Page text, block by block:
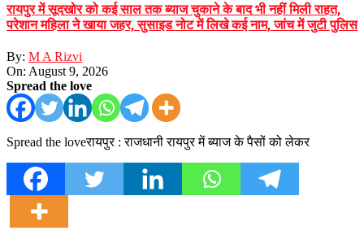
रायपुर में सूदखोर को कई साल तक ब्याज चुकाने के बाद भी नहीं मिली राहत,
परेशान महिला ने खाया जहर, सुसाइड नोट में लिखे कई नाम, जांच में जुटी पुलिस
By: M A Rizvi
On: August 9, 2026
Spread the love
Spread the loveरायपुर : राजधानी रायपुर में ब्याज के पैसों को लेकर